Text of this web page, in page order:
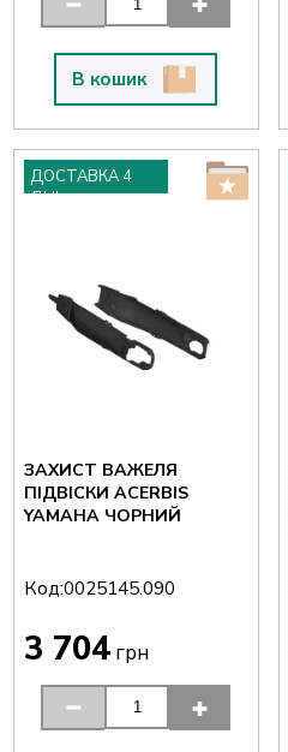
В кошик
ДОСТАВКА 4
ДНІ
ЗАХИСТ ВАЖЕЛЯ
ПІДВІСКИ ACERBIS
YAMAHA ЧОРНИЙ
Код:0025145.090
3 704грн